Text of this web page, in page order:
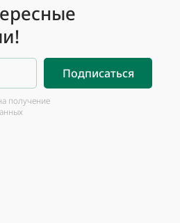
Подписаться
получение